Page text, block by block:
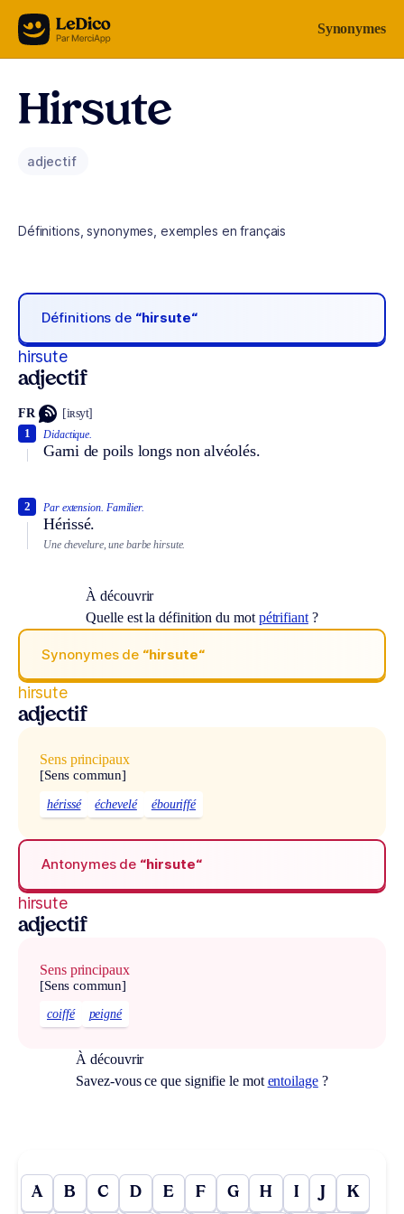
Aller au contenu Synonymes
Hirsute
adjectif
Définitions, synonymes, exemples en français
Définitions de “hirsute“
hirsute
adjectif
FR [iʀsyt]
Didactique.
Garni de poils longs non alvéolés.
1
Par extension. Familier.
Hérissé.
2
Une chevelure, une barbe hirsute.
À découvrir
Quelle est la définition du mot pétrifiant?
Synonymes de “hirsute“
hirsute
adjectif
Sens principaux
[Sens commun]
hérissé échevelé ébouriffé
Antonymes de “hirsute“
hirsute
adjectif
Sens principaux
[Sens commun]
coiffé peigné
À découvrir
Savez-vous ce que signifie le mot entoilage?
A B C D E F G H I J K